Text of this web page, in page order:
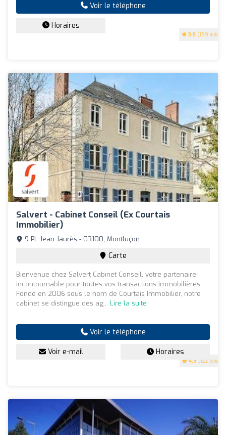
3.5 (199 avis)
Voir le téléphone
Horaires
Salvert - Cabinet Conseil (ex Courtais
Immobilier)
4.9 (122 avis)
9 Pl. Jean Jaurès - 03100, Montluçon
Carte
Bienvenue chez Salvert Cabinet Conseil, votre partenaire
incontournable pour toutes vos transactions immobilières.
Fondé en 2006 sous le nom de Courtais Immobilier, notre
cabinet se distingue des ag... Lire la suite
Voir le téléphone
Voir e-mail Horaires